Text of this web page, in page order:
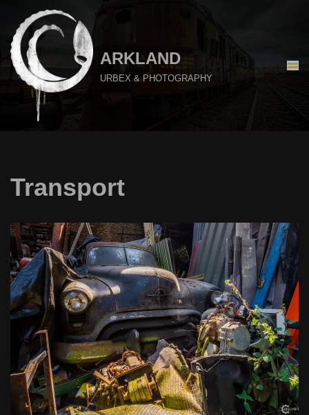
Aller
au
contenu
ARKLAND
URBEX & PHOTOGRAPHY
Transport